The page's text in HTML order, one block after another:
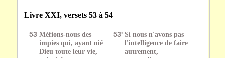
Livre XXI, versets 53 à 54
53 Méfions-nous des
impies qui, ayant nié
Dieu toute leur vie,
53' Si nous n'avons pas
l'intelligence de faire
autrement,